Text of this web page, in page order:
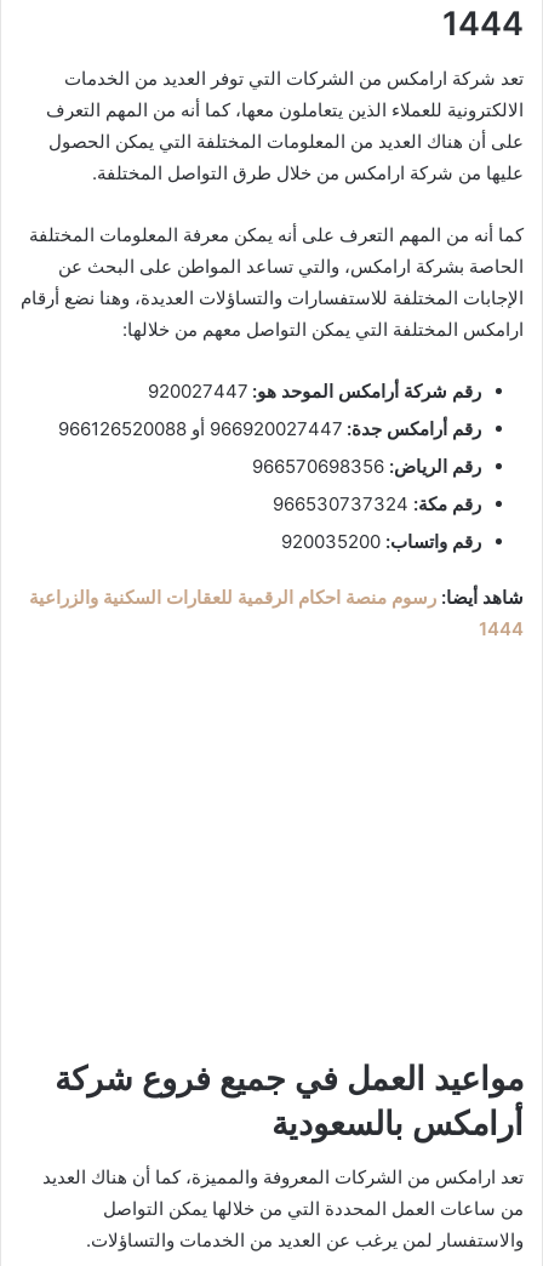
1444
تعد شركة ارامكس من الشركات التي توفر العديد من الخدمات
الالكترونية للعملاء الذين يتعاملون معها، كما أنه من المهم التعرف
على أن هناك العديد من المعلومات المختلفة التي يمكن الحصول
عليها من شركة ارامكس من خلال طرق التواصل المختلفة.
كما أنه من المهم التعرف على أنه يمكن معرفة المعلومات المختلفة
الحاصة بشركة ارامكس، والتي تساعد المواطن على البحث عن
الإجابات المختلفة للاستفسارات والتساؤلات العديدة، وهنا نضع أرقام
ارامكس المختلفة التي يمكن التواصل معهم من خلالها:
رقم شركة أرامكس الموحد هو:
رقم أرامكس جدة:
رقم الرياض:
رقم مكة:
رقم واتساب:
شاهد أيضا: رسوم منصة احكام الرقمية للعقارات السكنية والزراعية
1444
مواعيد العمل في جميع فروع شركة
أرامكس بالسعودية
تعد ارامكس من الشركات المعروفة والمميزة، كما أن هناك العديد
من ساعات العمل المحددة التي من خلالها يمكن التواصل
والاستفسار لمن يرغب عن العديد من الخدمات والتساؤلات.